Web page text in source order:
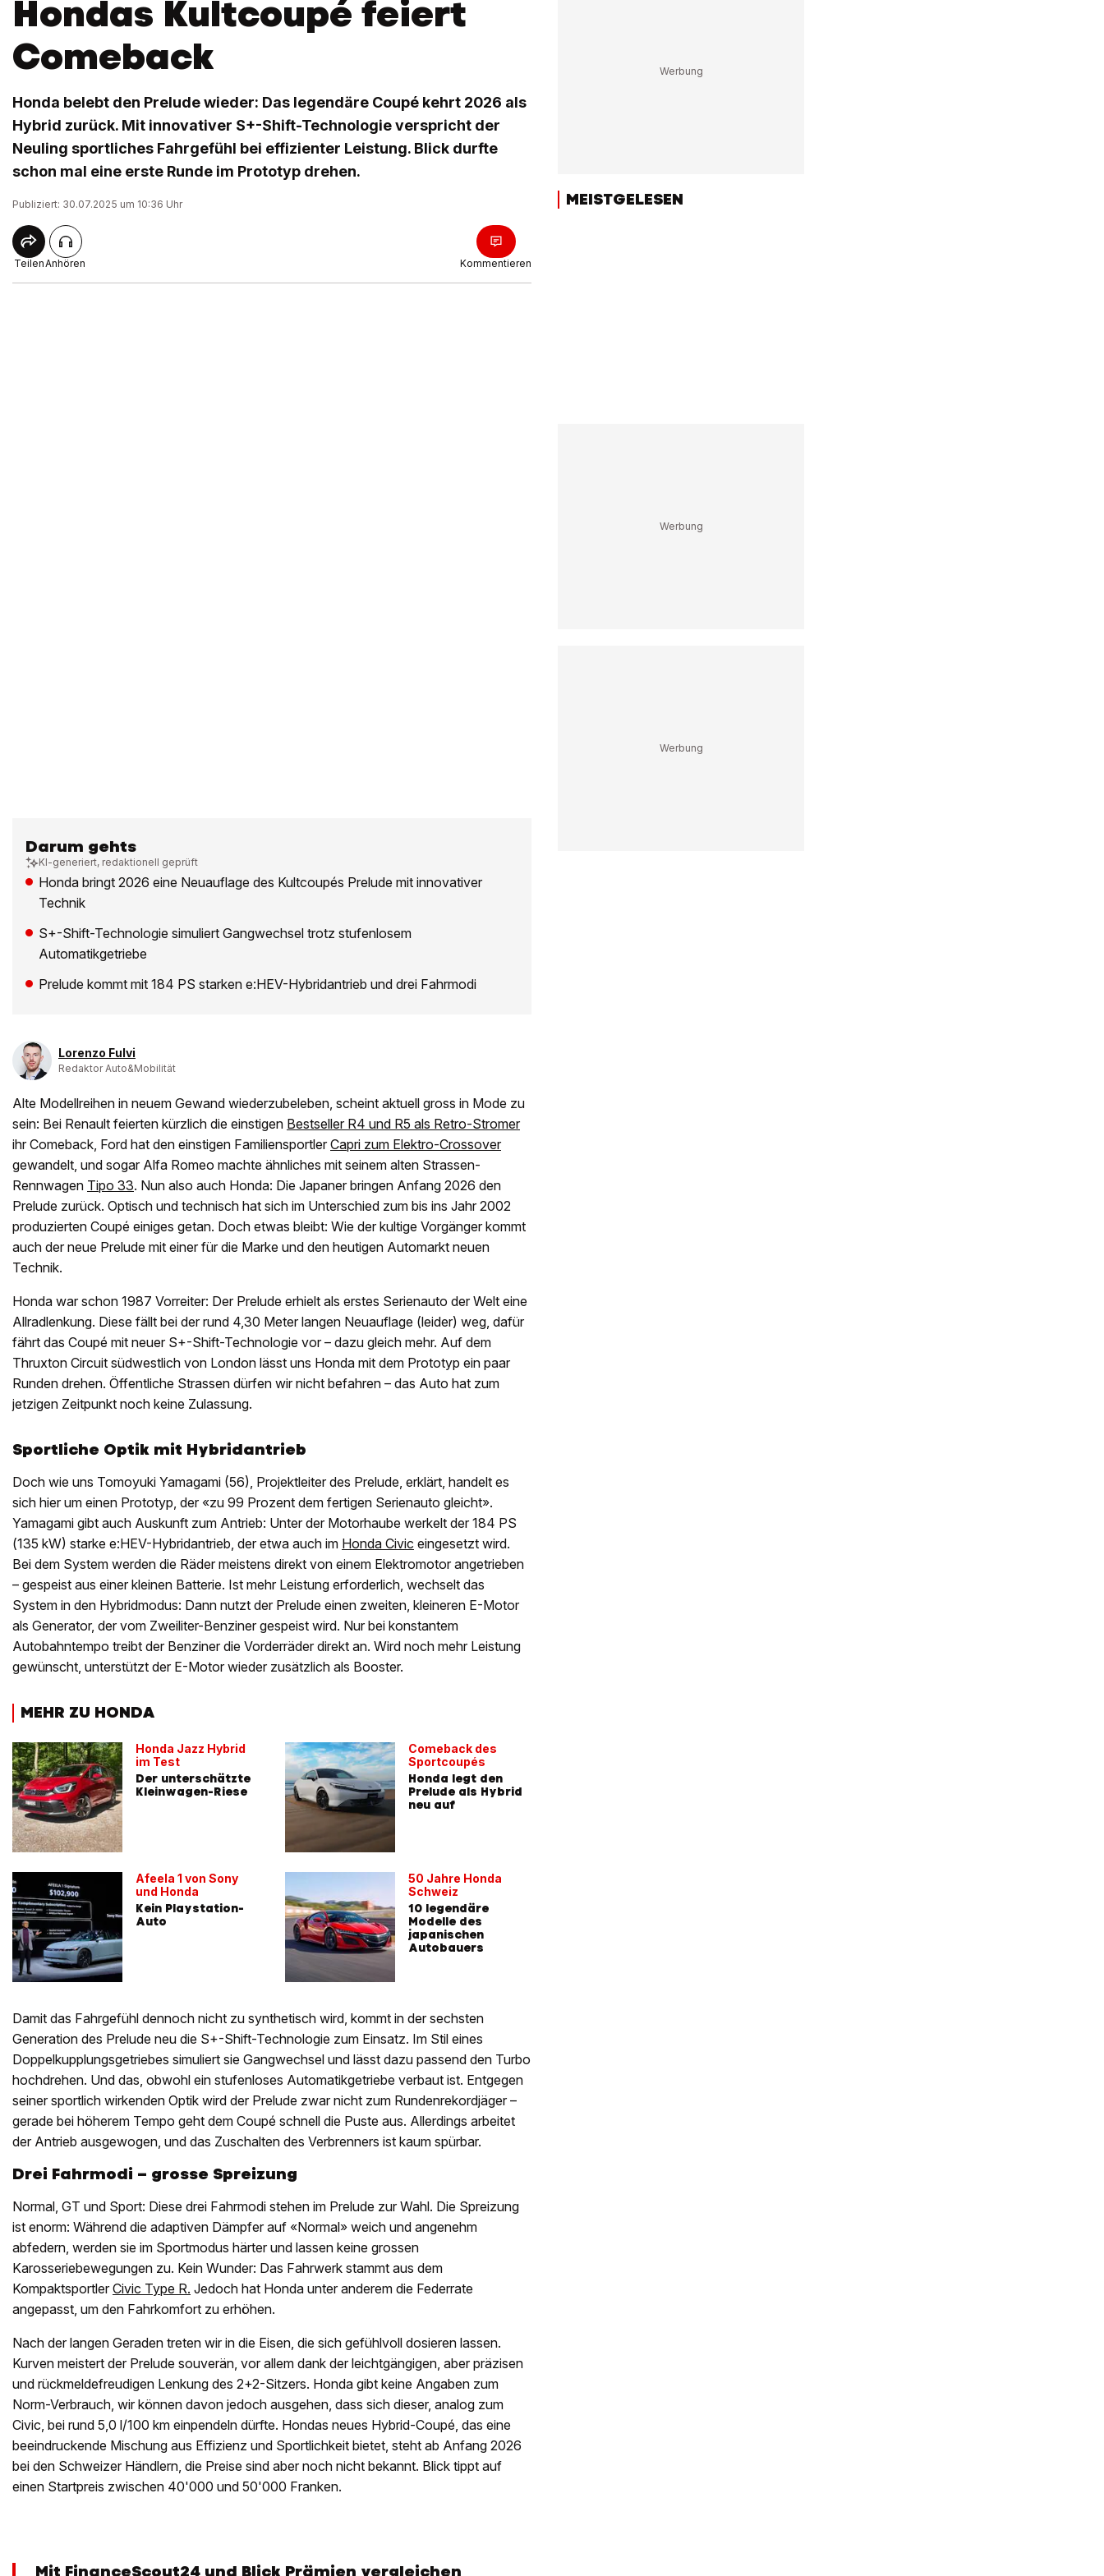
Hondas Kultcoupé feiert
Comeback
Honda belebt den Prelude wieder: Das legendäre Coupé kehrt 2026 als
Hybrid zurück. Mit innovativer S+-Shift-Technologie verspricht der
Neuling sportliches Fahrgefühl bei effizienter Leistung. Blick durfte
schon mal eine erste Runde im Prototyp drehen.
Publiziert: 30.07.2025 um 10:36 Uhr
TeilenAnhören Kommentieren
Darum gehts
KI-generiert, redaktionell geprüft
Honda bringt 2026 eine Neuauflage des Kultcoupés Prelude mit innovativer
Technik
S+-Shift-Technologie simuliert Gangwechsel trotz stufenlosem
Automatikgetriebe
Prelude kommt mit 184 PS starken e:HEV-Hybridantrieb und drei Fahrmodi
Lorenzo Fulvi
Redaktor Auto&Mobilität
Alte Modellreihen in neuem Gewand wiederzubeleben, scheint aktuell gross in Mode zu
sein: Bei Renault feierten kürzlich die einstigen Bestseller R4 und R5 als Retro-Stromer
ihr Comeback, Ford hat den einstigen Familiensportler Capri zum Elektro-Crossover
gewandelt, und sogar Alfa Romeo machte ähnliches mit seinem alten Strassen-
Rennwagen Tipo 33. Nun also auch Honda: Die Japaner bringen Anfang 2026 den
Prelude zurück. Optisch und technisch hat sich im Unterschied zum bis ins Jahr 2002
produzierten Coupé einiges getan. Doch etwas bleibt: Wie der kultige Vorgänger kommt
auch der neue Prelude mit einer für die Marke und den heutigen Automarkt neuen
Technik.
Honda war schon 1987 Vorreiter: Der Prelude erhielt als erstes Serienauto der Welt eine
Allradlenkung. Diese fällt bei der rund 4,30 Meter langen Neuauflage (leider) weg, dafür
fährt das Coupé mit neuer S+-Shift-Technologie vor – dazu gleich mehr. Auf dem
Thruxton Circuit südwestlich von London lässt uns Honda mit dem Prototyp ein paar
Runden drehen. Öffentliche Strassen dürfen wir nicht befahren – das Auto hat zum
jetzigen Zeitpunkt noch keine Zulassung.
Sportliche Optik mit Hybridantrieb
Doch wie uns Tomoyuki Yamagami (56), Projektleiter des Prelude, erklärt, handelt es
sich hier um einen Prototyp, der «zu 99 Prozent dem fertigen Serienauto gleicht».
Yamagami gibt auch Auskunft zum Antrieb: Unter der Motorhaube werkelt der 184 PS
(135 kW) starke e:HEV-Hybridantrieb, der etwa auch im Honda Civic eingesetzt wird.
Bei dem System werden die Räder meistens direkt von einem Elektromotor angetrieben
– gespeist aus einer kleinen Batterie. Ist mehr Leistung erforderlich, wechselt das
System in den Hybridmodus: Dann nutzt der Prelude einen zweiten, kleineren E-Motor
als Generator, der vom Zweiliter-Benziner gespeist wird. Nur bei konstantem
Autobahntempo treibt der Benziner die Vorderräder direkt an. Wird noch mehr Leistung
gewünscht, unterstützt der E-Motor wieder zusätzlich als Booster.
MEHR ZU HONDA
Honda Jazz Hybrid
im Test
Der unterschätzte
Kleinwagen-Riese
Afeela 1 von Sony
und Honda
Kein Playstation-
Auto
Comeback des
Sportcoupés
Honda legt den
Prelude als Hybrid
neu auf
50 Jahre Honda
Schweiz
10 legendäre
Modelle des
japanischen
Autobauers
Damit das Fahrgefühl dennoch nicht zu synthetisch wird, kommt in der sechsten
Generation des Prelude neu die S+-Shift-Technologie zum Einsatz. Im Stil eines
Doppelkupplungsgetriebes simuliert sie Gangwechsel und lässt dazu passend den Turbo
hochdrehen. Und das, obwohl ein stufenloses Automatikgetriebe verbaut ist. Entgegen
seiner sportlich wirkenden Optik wird der Prelude zwar nicht zum Rundenrekordjäger –
gerade bei höherem Tempo geht dem Coupé schnell die Puste aus. Allerdings arbeitet
der Antrieb ausgewogen, und das Zuschalten des Verbrenners ist kaum spürbar.
Drei Fahrmodi – grosse Spreizung
Normal, GT und Sport: Diese drei Fahrmodi stehen im Prelude zur Wahl. Die Spreizung
ist enorm: Während die adaptiven Dämpfer auf «Normal» weich und angenehm
abfedern, werden sie im Sportmodus härter und lassen keine grossen
Karosseriebewegungen zu. Kein Wunder: Das Fahrwerk stammt aus dem
Kompaktsportler Civic Type R. Jedoch hat Honda unter anderem die Federrate
angepasst, um den Fahrkomfort zu erhöhen.
Nach der langen Geraden treten wir in die Eisen, die sich gefühlvoll dosieren lassen.
Kurven meistert der Prelude souverän, vor allem dank der leichtgängigen, aber präzisen
und rückmeldefreudigen Lenkung des 2+2-Sitzers. Honda gibt keine Angaben zum
Norm-Verbrauch, wir können davon jedoch ausgehen, dass sich dieser, analog zum
Civic, bei rund 5,0 l/100 km einpendeln dürfte. Hondas neues Hybrid-Coupé, das eine
beeindruckende Mischung aus Effizienz und Sportlichkeit bietet, steht ab Anfang 2026
bei den Schweizer Händlern, die Preise sind aber noch nicht bekannt. Blick tippt auf
einen Startpreis zwischen 40'000 und 50'000 Franken.
Mit FinanceScout24 und Blick Prämien vergleichen
MEISTGELESEN